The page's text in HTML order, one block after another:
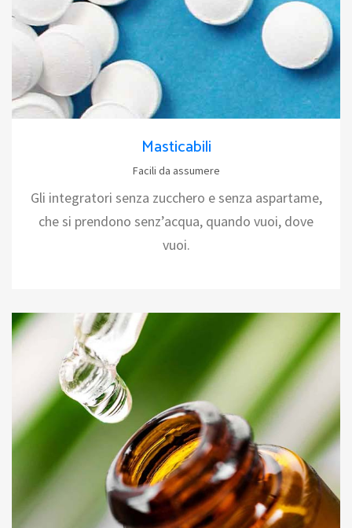
Masticabili
Facili da assumere
Gli integratori senza zucchero e senza aspartame,
che si prendono senz’acqua, quando vuoi, dove
vuoi.